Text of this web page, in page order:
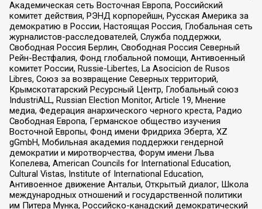
Академическая сеть Восточная Европа, Российский
комитет действия, РЭНД корпорейшн, Русская Америка за
демократию в России, Настоящая Россия, Глобальная сеть
журналистов-расследователей, Служба поддержки,
Свободная Россия Берлин, Свободная Россия Северный
Рейн-Вестфалия, Фонд глобальной помощи, Антивоенный
комитет России, Russie-Libertes, La Asocicion de Rusos
Libres, Союз за возвращение Северных территорий,
Крымскотатарский Ресурсный Центр, Глобальный союз
IndustriALL, Russian Election Monitor, Article 19, Мнение
медиа, Федерация анархического черного креста, Радио
Свободная Европа, Германское общество изучения
Восточной Европы, Фонд имени Фридриха Эберта, XZ
gGmbH, Мобильная академия поддержки гендерной
демократии и миротворчества, Форум имени Льва
Копелева, American Councils for International Education,
Cultural Vistas, Institute of International Education,
Антивоенное движение Антальи, Открытый диалог, Школа
международных отношений и государственной политики
им Питера Мунка, Российско-канадский демократический